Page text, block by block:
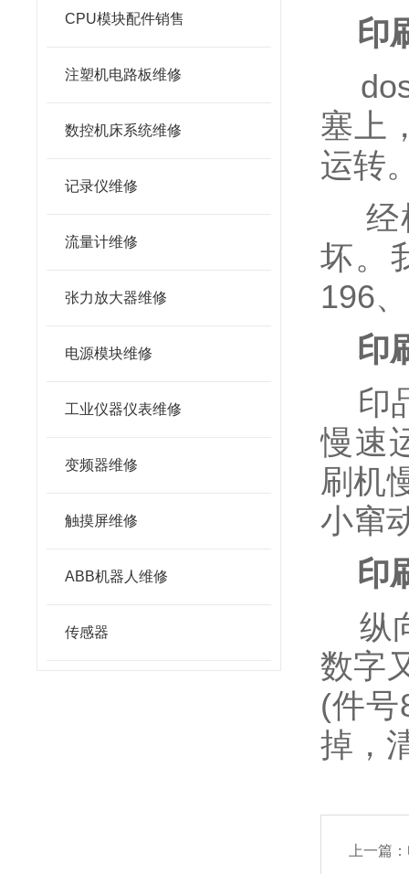
CPU模块配件销售
注塑机电路板维修
数控机床系统维修
记录仪维修
流量计维修
张力放大器维修
电源模块维修
工业仪器仪表维修
变频器维修
触摸屏维修
ABB机器人维修
传感器
印
塞上
运转
经
坏。
196
印
印
慢速
刷机
小窜
印
纵
数字
(件
掉，
上一篇：